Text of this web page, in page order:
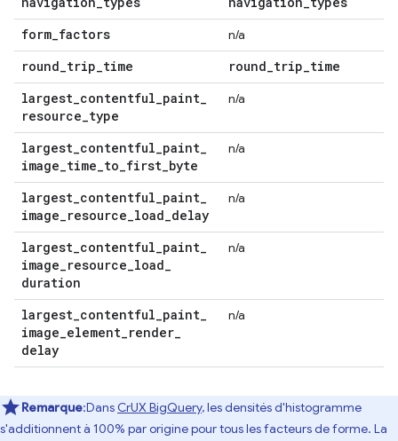
form_factors n/a
round_trip_time round_trip_time
largest_contentful_paint_
resource_type
n/a
largest_contentful_paint_
image_time_to_first_byte
n/a
largest_contentful_paint_
image_resource_load_delay
n/a
largest_contentful_paint_
image_resource_load_
duration
n/a
largest_contentful_paint_
image_element_render_
delay
n/a
Remarque:Dans CrUX BigQuery, les densités d'histogramme
s'additionnent à 100% par origine pour tous les facteurs de forme. La